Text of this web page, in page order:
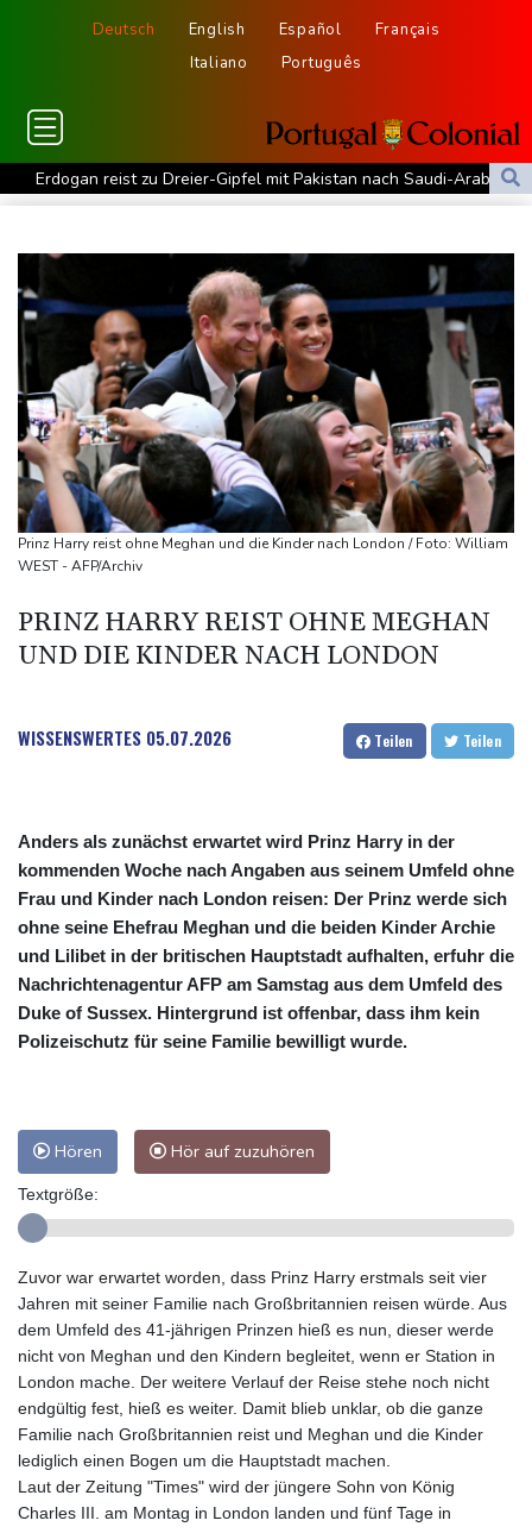
Deutsch English Español
Français
Italiano
Português
Erdogan reist zu Dreier-Gipfel mit Pakistan nach Saudi-Arabien
58 Soldaten im Jemen bei Huthi-Angriffen getötet - Regierung
UEFA hält an FIFA-Boykott fest - CAF hält zu Infantino
Jemen: 38 Soldaten bei Huthi-Angriffen getötet - Regierung
kündigt Vergeltung an
Mindestens zwei Tote bei Bombenexplosion in Kleinbus nahe
Damaskus
Real Madrid verlängert mit Vinicius Jr. bis 2032
Schwimm-EM: Eikermann und Rösler gewinnen Silber und Bronze
Syrische Staatsmedien: Bombe in Kleinbus nahe Damaskus
explodiert
Bundesanwaltschaft übernimmt Ermittlungen zu Sprengstoff-
Drohne in Leipzig
42,2 Grad: Allzeit-Hitzerekord in der Slowakei nach nur einem
Prinz Harry reist ohne Meghan und die Kinder nach London / Foto: William
WEST - AFP/Archiv
PRINZ HARRY REIST OHNE MEGHAN
UND DIE KINDER NACH LONDON
WISSENSWERTES 05.07.2026 Teilen Teilen
Anders als zunächst erwartet wird Prinz Harry in der
kommenden Woche nach Angaben aus seinem Umfeld ohne
Frau und Kinder nach London reisen: Der Prinz werde sich
ohne seine Ehefrau Meghan und die beiden Kinder Archie
und Lilibet in der britischen Hauptstadt aufhalten, erfuhr die
Nachrichtenagentur AFP am Samstag aus dem Umfeld des
Duke of Sussex. Hintergrund ist offenbar, dass ihm kein
Polizeischutz für seine Familie bewilligt wurde.
Hören Hör auf zuzuhören
Textgröße:
Zuvor war erwartet worden, dass Prinz Harry erstmals seit vier
Jahren mit seiner Familie nach Großbritannien reisen würde. Aus
dem Umfeld des 41-jährigen Prinzen hieß es nun, dieser werde
nicht von Meghan und den Kindern begleitet, wenn er Station in
London mache. Der weitere Verlauf der Reise stehe noch nicht
endgültig fest, hieß es weiter. Damit blieb unklar, ob die ganze
Familie nach Großbritannien reist und Meghan und die Kinder
lediglich einen Bogen um die Hauptstadt machen.
Laut der Zeitung "Times" wird der jüngere Sohn von König
Charles III. am Montag in London landen und fünf Tage in